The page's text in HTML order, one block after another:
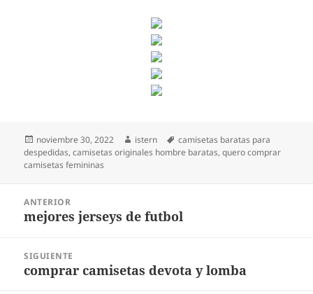
Publicado
el
noviembre 30, 2022 Autor
istern Etiquetas
camisetas baratas para
despedidas,camisetas originales hombre baratas,quero comprar
camisetas femininas
entradas
ANTERIOR
Entrada
mejores jerseys de futbol
SIGUIENTE
Entrada
comprar camisetas devota y lomba